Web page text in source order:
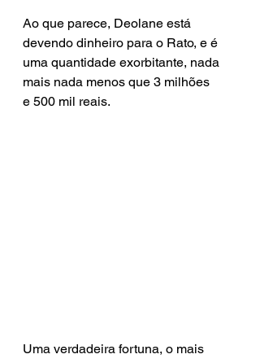
Ao que parece, Deolane está
devendo dinheiro para o Rato, e é
uma quantidade exorbitante, nada
mais nada menos que 3 milhões
e 500 mil reais.
Uma verdadeira fortuna, o mais